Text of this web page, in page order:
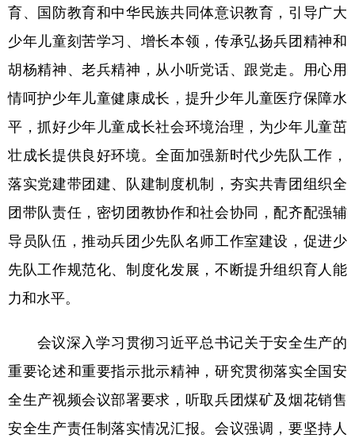
育、国防教育和中华民族共同体意识教育，引导广大
少年儿童刻苦学习、增长本领，传承弘扬兵团精神和
胡杨精神、老兵精神，从小听党话、跟党走。用心用
情呵护少年儿童健康成长，提升少年儿童医疗保障水
平，抓好少年儿童成长社会环境治理，为少年儿童茁
壮成长提供良好环境。全面加强新时代少先队工作，
落实党建带团建、队建制度机制，夯实共青团组织全
团带队责任，密切团教协作和社会协同，配齐配强辅
导员队伍，推动兵团少先队名师工作室建设，促进少
先队工作规范化、制度化发展，不断提升组织育人能
力和水平。
会议深入学习贯彻习近平总书记关于安全生产的
重要论述和重要指示批示精神，研究贯彻落实全国安
全生产视频会议部署要求，听取兵团煤矿及烟花销售
安全生产责任制落实情况汇报。会议强调，要坚持人